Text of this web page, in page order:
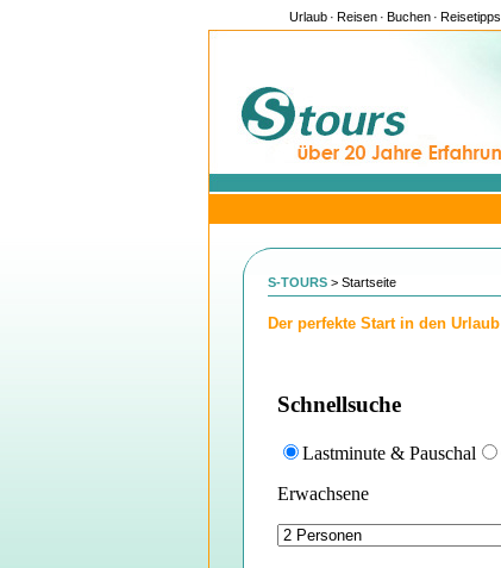
Urlaub · Reisen · Buchen · Reisetipps
S-TOURS > Startseite
Der perfekte Start in den Urlaub